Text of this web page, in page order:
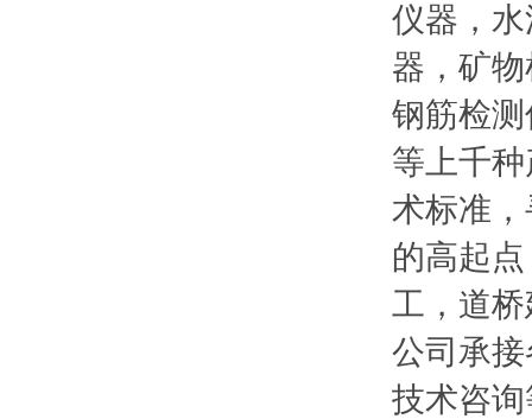
仪器，
器，矿
钢筋检
等上千
术标准
的高起
工，道
公司承
技术咨